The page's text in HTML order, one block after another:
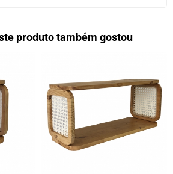
produto também gostou